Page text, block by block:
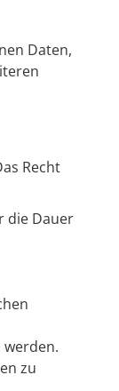
Daten,
Recht
die Dauer
werden.
zu